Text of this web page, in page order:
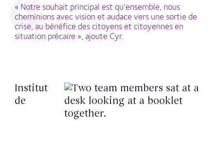
« Notre souhait principal est qu’ensemble, nous
cheminions avec vision et audace vers une sortie de
crise, au bénéfice des citoyens et citoyennes en
situation précaire », ajoute Cyr.
Institut
de